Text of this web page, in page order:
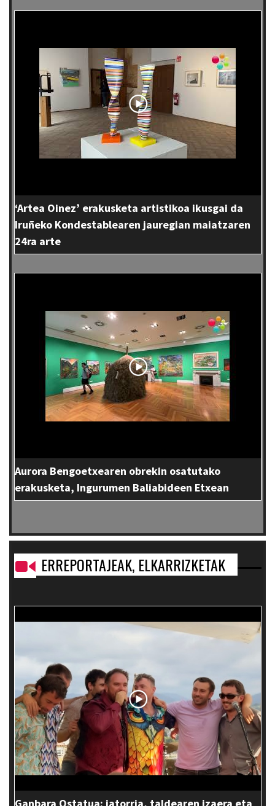
‘Artea Oinez’ erakusketa artistikoa ikusgai da
Iruñeko Kondestablearen jauregian maiatzaren
24ra arte
Aurora Bengoetxearen obrekin osatutako
erakusketa, Ingurumen Baliabideen Etxean
ERREPORTAJEAK, ELKARRIZKETAK